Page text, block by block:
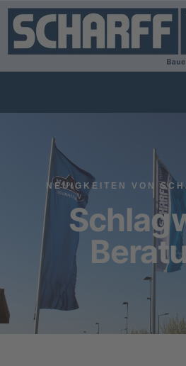
NEUIGKEITEN VON